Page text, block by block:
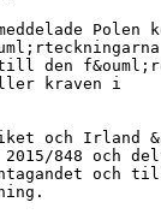
Polen
den
kraven i
och Irland
848 och
och